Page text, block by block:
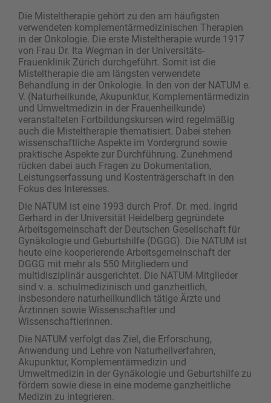
Die Misteltherapie gehört zu den am häufigsten
verwendeten komplementärmedizinischen Therapien
in der Onkologie. Die erste Misteltherapie wurde 1917
von Frau Dr. Ita Wegman in der Universitäts-
Frauenklinik Zürich durchgeführt. Somit ist die
Misteltherapie die am längsten verwendete
Behandlung in der ­Onkologie. In den von der NATUM e.
V. (Naturheilkunde, Akupunktur, Komplementärmedizin
und Umweltmedizin in der Frauenheilkunde)
veranstalteten ­Fortbildungskursen wird regelmäßig
auch die Misteltherapie thematisiert. Dabei stehen
wissenschaftliche Aspekte im Vordergrund sowie
praktische Aspekte zur Durchführung. Zunehmend
rücken dabei auch Fragen zu Dokumentation,
Leistungserfassung und Kostenträgerschaft in den
Fokus des Interesses.
Die NATUM ist eine 1993 durch Prof. Dr. med. Ingrid
Gerhard in der Universität Heidelberg gegründete
Arbeitsgemeinschaft der Deutschen Gesellschaft für
Gynäkologie und Geburtshilfe (DGGG). Die NATUM ist
heute eine kooperierende Arbeitsgemeinschaft der
DGGG mit mehr als 550 Mitgliedern und
multidisziplinär ausgerichtet. Die NATUM-Mitglieder
sind v. a. schulmedizinisch und ganzheitlich,
insbesondere naturheilkundlich tätige Ärzte und
Ärztinnen sowie Wissenschaftler und
Wissenschaftlerinnen.
Die NATUM verfolgt das Ziel, die Erforschung,
Anwendung und Lehre von Naturheilverfahren,
Akupunktur, Komplementärmedizin und
Umweltmedizin in der Gynäkologie und Geburtshilfe zu
fördern sowie ­diese in eine moderne ganzheitliche
Medizin zu integrieren.